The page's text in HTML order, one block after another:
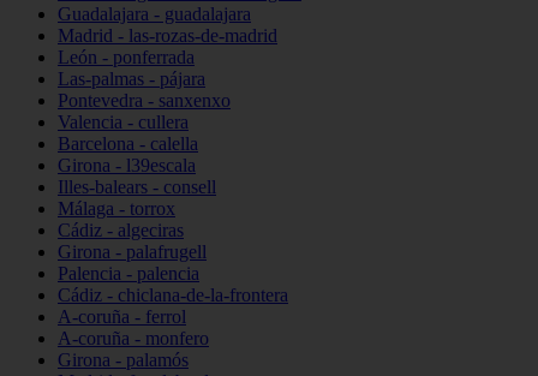
Guadalajara - guadalajara
Madrid - las-rozas-de-madrid
León - ponferrada
Las-palmas - pájara
Pontevedra - sanxenxo
Valencia - cullera
Barcelona - calella
Girona - l39escala
Illes-balears - consell
Málaga - torrox
Cádiz - algeciras
Girona - palafrugell
Palencia - palencia
Cádiz - chiclana-de-la-frontera
A-coruña - ferrol
A-coruña - monfero
Girona - palamós